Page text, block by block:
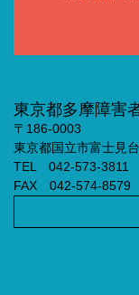
東京都多摩障害
〒186-0003
東京都国立市富士見
TEL 042-573-3811
FAX 042-574-8579